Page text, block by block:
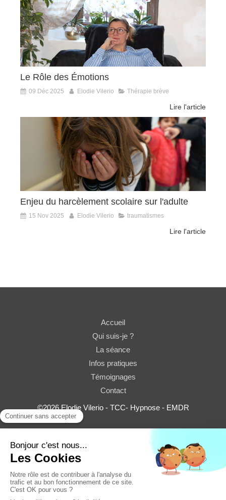
Le Rôle des Émotions
09 Déc 2025 Elodie Vilerio Thérapie brève
Lire l'article
Enjeu du harcèlement scolaire sur l'adulte
15 Nov 2025 Elodie Vilerio traumatismes
Lire l'article
Accueil
Qui suis-je ?
La séance
Infos pratiques
Témoignages
Contact
©2026 Elodie Vilerio - TCC- Hypnose - EMDR
Mentions légales